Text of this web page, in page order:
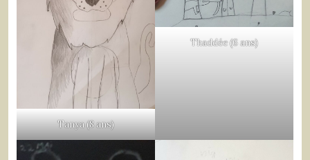
Tanya (8 ans)
Thaddée (6 ans)